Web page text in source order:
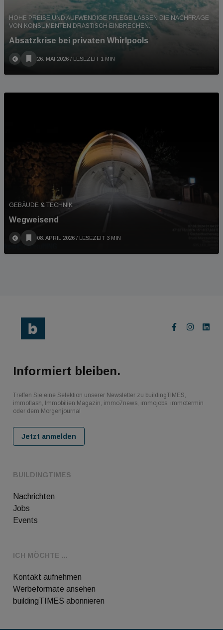
HOHE PREISE UND AUFWENDIGE PFLEGE LASSEN DIE NACHFRAGE
VON KONSUMENTEN DRASTISCH EINBRECHEN.
Absatzkrise bei privaten Whirlpools
26. MAI 2026 / LESEZEIT 1 MIN
GEBÄUDE & TECHNIK
Wegweisend
08. APRIL 2026 / LESEZEIT 3 MIN
BUILDINGTIMES
Nachrichten
Jobs
Events
ICH MÖCHTE ...
Kontakt aufnehmen
Werbeformate ansehen
buildingTIMES abonnieren
Informiert bleiben.
Treffen Sie eine Selektion unserer Newsletter zu buildingTIMES,
immoflash, Immobilien Magazin, immo7news, immojobs, immotermin
oder dem Morgenjournal
Jetzt anmelden